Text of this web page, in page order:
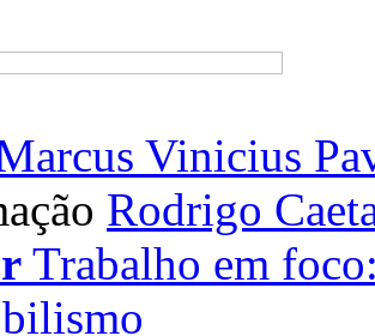
Vinicius
Rodrigo
Trabalho em